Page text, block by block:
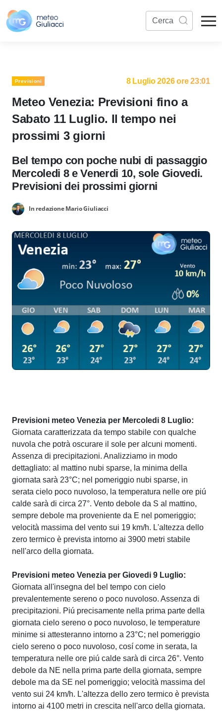
Previsioni 8 Luglio 2026 ore 23:01
Meteo Venezia: Previsioni fino a
Sabato 11 Luglio. Il tempo nei
prossimi 3 giorni
Bel tempo con poche nubi di passaggio
Mercoledi 8 e Venerdi 10, sole Giovedi.
Previsioni dei prossimi giorni
In redazione Mario Giuliacci
Previsioni meteo Venezia per Mercoledi 8 Luglio:
Giornata caratterizzata da tempo stabile con qualche
nuvola che potrà oscurare il sole per alcuni momenti.
Assenza di precipitazioni. Analizziamo in modo
dettagliato: al mattino nubi sparse, la minima della
giornata sarà 23°C; nel pomeriggio nubi sparse, in
serata cielo poco nuvoloso, la temperatura nelle ore piú
calde sarà di circa 27°. Vento debole da S al mattino,
sempre debole ma proveniente da E nel pomeriggio;
velocità massima del vento sui 19 km/h. L'altezza dello
zero termico è prevista intorno ai 3900 metri stabile
nell'arco della giornata.
Previsioni meteo Venezia per Giovedi 9 Luglio:
Giornata all'insegna del bel tempo con cielo
prevalentemente sereno o poco nuvoloso. Assenza di
precipitazioni. Piú precisamente nella prima parte della
giornata cielo sereno o poco nuvoloso, le temperature
minime si attesteranno intorno a 23°C; nel pomeriggio
cielo sereno o poco nuvoloso, cosí come in serata, la
temperatura nelle ore piú calde sarà di circa 26°. Vento
debole da NE nella prima parte della giornata, sempre
debole ma da SE nel pomeriggio; velocità massima del
vento sui 24 km/h. L'altezza dello zero termico è prevista
intorno ai 4100 metri in crescita nell'arco della giornata.